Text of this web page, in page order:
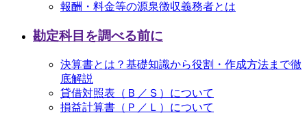
報酬・料金等の源泉徴収義務者とは
勘定科目を調べる前に
決算書とは？基礎知識から役割・作成方法まで徹
底解説
貸借対照表（Ｂ／Ｓ）について
損益計算書（Ｐ／Ｌ）について